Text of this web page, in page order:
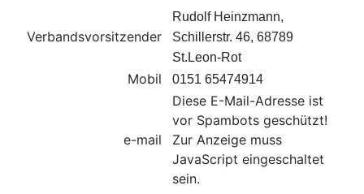
Verbandsvorsitzender
Rudolf Heinzmann,
Schillerstr. 46, 68789
St.Leon-Rot
Mobil 0151 65474914
e-mail
Diese E-Mail-Adresse ist
vor Spambots geschützt!
Zur Anzeige muss
JavaScript eingeschaltet
sein.